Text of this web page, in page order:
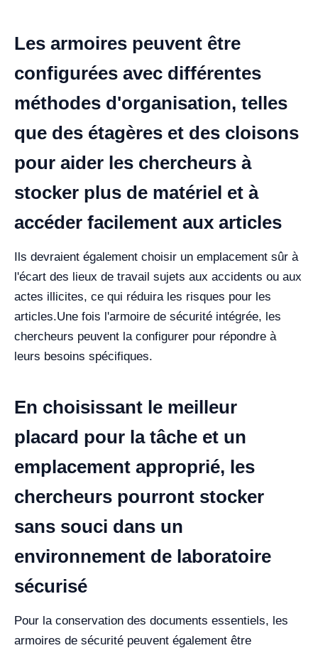
Les armoires peuvent être
configurées avec différentes
méthodes d'organisation, telles
que des étagères et des cloisons
pour aider les chercheurs à
stocker plus de matériel et à
accéder facilement aux articles
Ils devraient également choisir un emplacement sûr à
l'écart des lieux de travail sujets aux accidents ou aux
actes illicites, ce qui réduira les risques pour les
articles.Une fois l'armoire de sécurité intégrée, les
chercheurs peuvent la configurer pour répondre à
leurs besoins spécifiques.
En choisissant le meilleur
placard pour la tâche et un
emplacement approprié, les
chercheurs pourront stocker
sans souci dans un
environnement de laboratoire
sécurisé
Pour la conservation des documents essentiels, les
armoires de sécurité peuvent également être